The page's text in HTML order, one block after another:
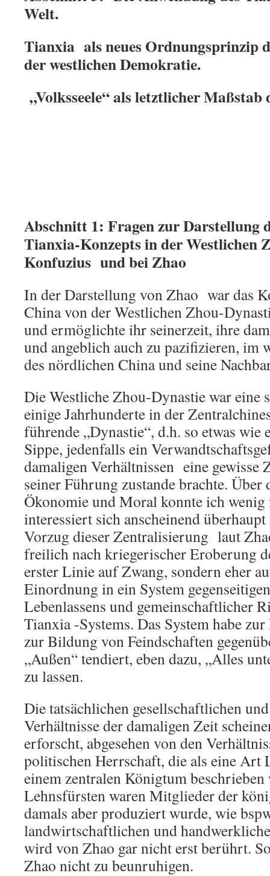
Welt.
Tianxia als neues Ordnungsprinzip
der westlichen Demokratie.
„Volksseele“ als letztlicher Maßstab
Abschnitt 1: Fragen zur Darstellung
Tianxia-Konzepts in der Westlichen
Konfuzius und bei Zhao
In der Darstellung von Zhao war das
China von der Westlichen Zhou-
und ermöglichte ihr seinerzeit, ihre
und angeblich auch zu pazifizieren, im
des nördlichen China und seine
Die Westliche Zhou-Dynastie war eine
einige Jahrhunderte in der
führende „Dynastie“, d.h. so etwas wie
Sippe, jedenfalls ein
damaligen Verhältnissen eine gewisse
seiner Führung zustande brachte.
Ökonomie und Moral konnte ich
interessiert sich anscheinend
Vorzug dieser Zentralisierung laut
freilich nach kriegerischer Eroberung
erster Linie auf Zwang, sondern eher
Einordnung in ein System
Lebenlassens und gemeinschaftlicher
Tianxia -Systems. Das System habe
zur Bildung von Feindschaften
„Außen“ tendiert, eben dazu, „Alles
zu lassen.
Die tatsächlichen gesellschaftlichen
Verhältnisse der damaligen Zeit
erforscht, abgesehen von den
politischen Herrschaft, die als eine Art
einem zentralen Königtum beschrieben
Lehnsfürsten waren Mitglieder der
damals aber produziert wurde, wie
landwirtschaftlichen und
wird von Zhao gar nicht erst berührt.
Zhao nicht zu beunruhigen.